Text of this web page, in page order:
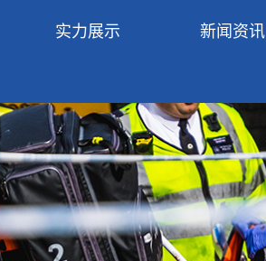
实力展示 新闻资讯